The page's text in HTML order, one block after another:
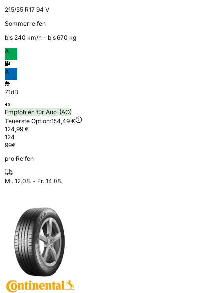
215/55 R17 94 V
Sommerreifen
bis 240 km⁠/⁠h - bis 670 kg
A
A
71dB
Empfohlen für Audi (AO)
Teuerste Option:154,49 €
124,99 €
124
99€
pro Reifen
Mi. 12.08. - Fr. 14.08.